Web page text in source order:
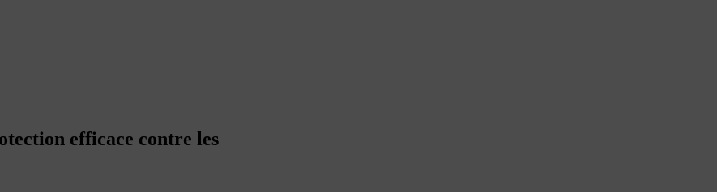
efficace contre les